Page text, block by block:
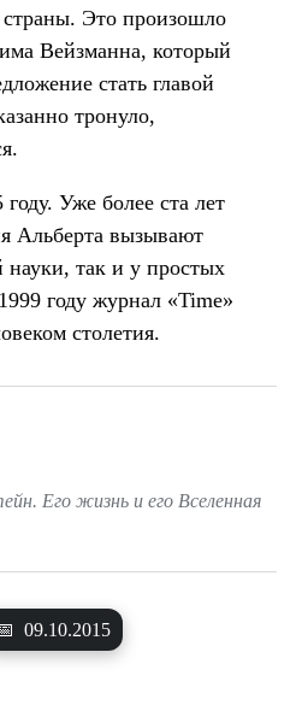
страны. Это произошло
Вейзманна, который
стать главой
тронуло,
Уже более ста лет
Альберта вызывают
науки, так и у простых
году журнал «Time»
столетия.
09.10.2015
Его жизнь и его Вселенная